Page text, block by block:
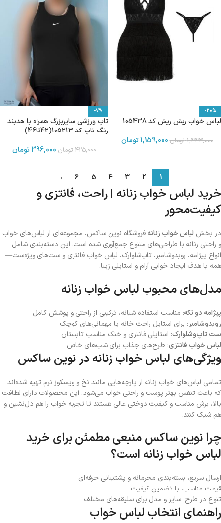
-20%
لباس خواب ریش ریش کد 105438
1,443,000 تومان1,159,000تومان
-7%
تاپ ورزشی سایزبزرگ همراه با هدبند
رنگ تاپ کد 105213(42تا46)
425,000 تومان396,000 تومان
1
2
3
4
5
6
→
خرید لباس خواب زنانه | راحت، فانتزی و
کیفیت‌محور
در بخش لباس خواب زنانه فروشگاه نوین ساکس، مجموعه‌ای از لباس‌های خواب
و راحتی زنانه با طراحی‌های متنوع جمع‌آوری شده است. این دسته‌بندی شامل
انواع پیژامه، روبدوشامبر، تاپ‌شلوارک، لباس خواب فانتزی و ست‌های ویژه‌ست—
همه با هدف ایجاد خوابی آرام و استایلی زیبا.
مدل‌های محبوب لباس خواب زنانه
پیژامه دو تکه: مناسب استفاده شبانه، ترکیبی از راحتی و پوشش کامل
روبدوشامبر: برای استایل‌ راحت خانه یا مهمانی‌های کوچک
ست تاپ‌وشلوارک: استایلی فانتزی و خنک مناسب تابستان
لباس خواب فانتزی: طرح‌های جذاب برای شب‌های خاص
ویژگی‌های لباس خواب زنانه در نوین ساکس
تمامی لباس‌های خواب زنانه از پارچه‌هایی مانند نخ و ویسکوز نرم تهیه شده‌اند
که باعث تنفس بهتر پوست و راحتی خواب می‌شود. این محصولات دارای لطافت
بالا، برش مناسب و کیفیت دوختی عالی هستند تا تجربه‌ خواب را هم دل‌نشین و
هم شیک کنند.
چرا نوین ساکس منبعی مطمئن برای خرید
لباس خواب زنانه است؟
ارسال سریع، بسته‌بندی محرمانه و پشتیبانی حرفه‌ای
قیمت مناسب، با تضمین کیفیت
تنوع در طرح، سایز و مدل برای سلیقه‌های مختلف
راهنمای انتخاب لباس خواب